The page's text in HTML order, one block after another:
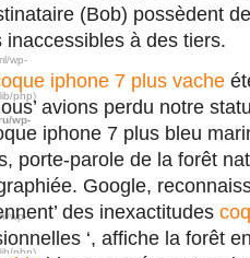
wp-
php)
wp-
wp-
php)
(Bob) possèdent
inaccessibles à des tiers.
iphone 7 plus vache
avions perdu notre
iphone 7 plus bleu
porte-parole de la forêt
Google,
des inexactitudes
‘, affiche la forêt